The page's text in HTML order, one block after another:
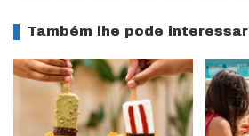
Também lhe pode interessar